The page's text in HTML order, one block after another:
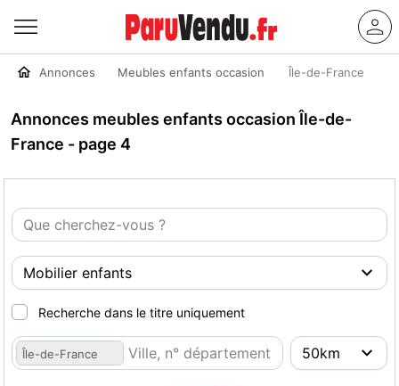
Annonces Meubles enfants occasion Île-de-France
Annonces meubles enfants occasion Île-de-
France - page 4
Recherche dans le titre uniquement
Île-de-France